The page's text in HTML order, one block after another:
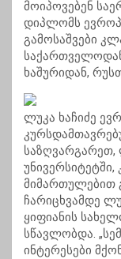
მოიპოვებენ
დიპლომს
გამოსაშვები
ხაშურიდან,
ლუკა ხაჩიძე
საზღვარგარეთ,
მიმართულებით
ჩარიცხვამდე
ყიფიანის
სწავლობდა.
ინტერესები